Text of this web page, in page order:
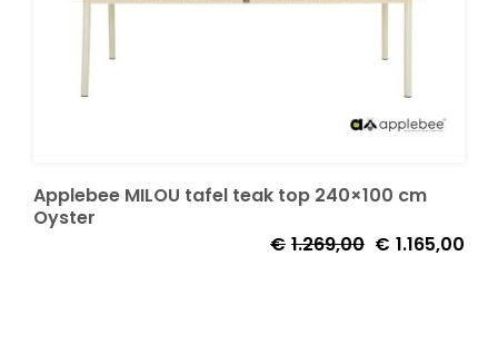
Onze merken
Applebee MILOU tafel teak top 240×100 cm
Oyster
€ 1.269,00 Oorspronkelijke
€ 1.165,00